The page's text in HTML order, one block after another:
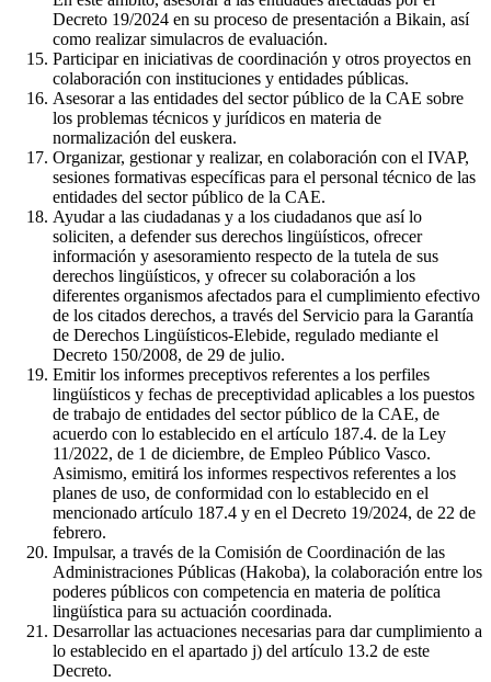
Decreto 19/2024 en su proceso de presentación a Bikain, así
como realizar simulacros de evaluación.
Participar en iniciativas de coordinación y otros proyectos en
colaboración con instituciones y entidades públicas.
Asesorar a las entidades del sector público de la CAE sobre
los problemas técnicos y jurídicos en materia de
normalización del euskera.
Organizar, gestionar y realizar, en colaboración con el IVAP,
sesiones formativas específicas para el personal técnico de las
entidades del sector público de la CAE.
Ayudar a las ciudadanas y a los ciudadanos que así lo
soliciten, a defender sus derechos lingüísticos, ofrecer
información y asesoramiento respecto de la tutela de sus
derechos lingüísticos, y ofrecer su colaboración a los
diferentes organismos afectados para el cumplimiento efectivo
de los citados derechos, a través del Servicio para la Garantía
de Derechos Lingüísticos-Elebide, regulado mediante el
Decreto 150/2008, de 29 de julio.
Emitir los informes preceptivos referentes a los perfiles
lingüísticos y fechas de preceptividad aplicables a los puestos
de trabajo de entidades del sector público de la CAE, de
acuerdo con lo establecido en el artículo 187.4. de la Ley
11/2022, de 1 de diciembre, de Empleo Público Vasco.
Asimismo, emitirá los informes respectivos referentes a los
planes de uso, de conformidad con lo establecido en el
mencionado artículo 187.4 y en el Decreto 19/2024, de 22 de
febrero.
Impulsar, a través de la Comisión de Coordinación de las
Administraciones Públicas (Hakoba), la colaboración entre los
poderes públicos con competencia en materia de política
lingüística para su actuación coordinada.
Desarrollar las actuaciones necesarias para dar cumplimiento a
lo establecido en el apartado j) del artículo 13.2 de este
Decreto.